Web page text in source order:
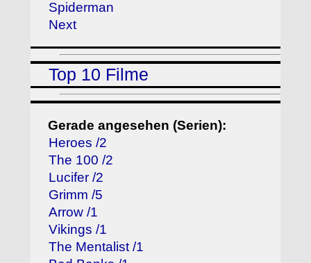
Spiderman
Next
Top 10 Filme
Gerade angesehen (Serien):
Heroes /2
The 100 /2
Lucifer /2
Grimm /5
Arrow /1
Vikings /1
The Mentalist /1